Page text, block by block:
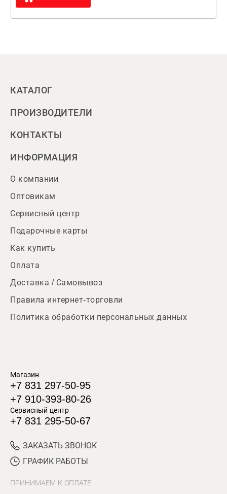
КАТАЛОГ
ПРОИЗВОДИТЕЛИ
КОНТАКТЫ
ИНФОРМАЦИЯ
О компании
Оптовикам
Сервисный центр
Подарочные карты
Как купить
Оплата
Доставка / Самовывоз
Правила интернет-торговли
Политика обработки персональных данных
Магазин
+7 831 297-50-95
+7 910-393-80-26
Сервисный центр
+7 831 295-50-67
ЗАКАЗАТЬ ЗВОНОК
ГРАФИК РАБОТЫ
ПРИНИМАЕМ К ОПЛАТЕ